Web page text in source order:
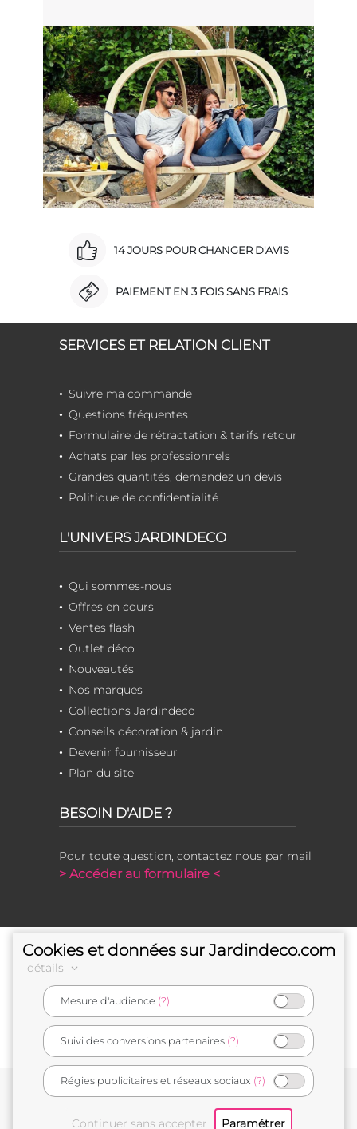
14 JOURS POUR CHANGER D'AVIS
PAIEMENT EN 3 FOIS SANS FRAIS
SERVICES ET RELATION CLIENT
Suivre ma commande
Questions fréquentes
Formulaire de rétractation & tarifs retour
Achats par les professionnels
Grandes quantités, demandez un devis
Politique de confidentialité
L'UNIVERS JARDINDECO
Qui sommes-nous
Offres en cours
Ventes flash
Outlet déco
Nouveautés
Nos marques
Collections Jardindeco
Conseils décoration & jardin
Devenir fournisseur
Plan du site
BESOIN D'AIDE ?
Pour toute question, contactez nous par mail
> Accéder au formulaire <
e-commerçant français
Cookies et données sur Jardindeco.com
détails
Mesure d'audience (?)
Suivi des conversions partenaires (?)
Régies publicitaires et réseaux sociaux (?)